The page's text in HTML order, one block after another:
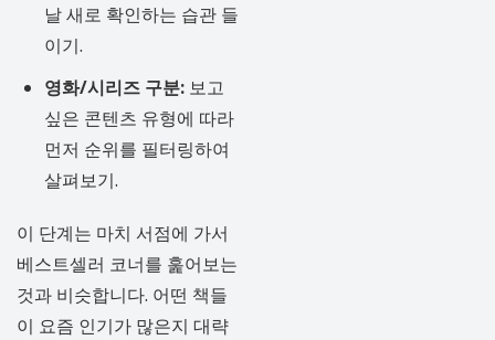
날 새로 확인하는 습관 들
이기.
영화/시리즈 구분: 보고
싶은 콘텐츠 유형에 따라
먼저 순위를 필터링하여
살펴보기.
이 단계는 마치 서점에 가서
베스트셀러 코너를 훑어보는
것과 비슷합니다. 어떤 책들
이 요즘 인기가 많은지 대략